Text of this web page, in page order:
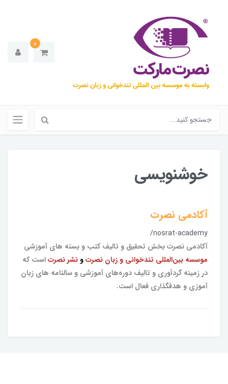
0
خوشنویسی
آکادمی نصرت
/nosrat-academy
آکادمی نصرت بخش تحقیق و تالیف کتب و بسته های آموزشی
موسسه بین‌المللی تندخوانی و زبان نصرتو نشر نصرتاست که
در زمینه گردآوری و تالیف دوره‌های آموزشی و سالنامه های زبان
آموزی و هدفگذاری فعال است.